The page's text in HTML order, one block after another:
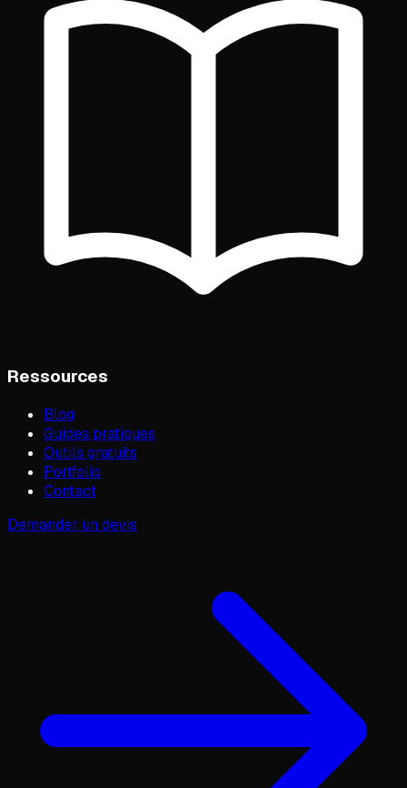
Ressources
Blog
Guides pratiques
Outils gratuits
Portfolio
Contact
Demander un devis